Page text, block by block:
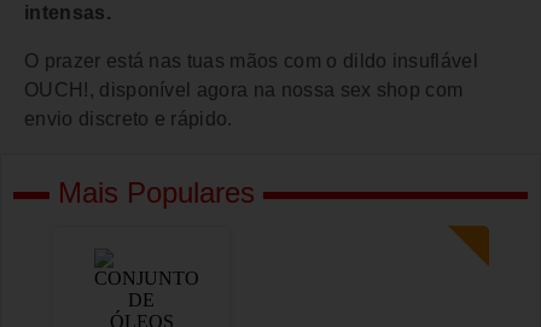
intensas.
O prazer está nas tuas mãos com o dildo insuflável
OUCH!, disponível agora na nossa sex shop com
envio discreto e rápido.
Mais Populares